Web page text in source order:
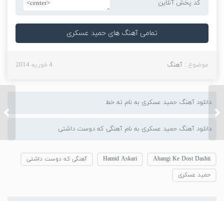
کد پخش آنلاین
تمامی آهنگ های حمید عسکری
موضوع : آهنگ 4 فوریه 2014
به
دانلود آهنگ سون باند به
دانلود آهنگ حمید عسکری به نام ته خط
دانلود آهنگ حمید عسکری به نام آهنگی که دوست داشتی
Ahangi Ke Dost Dashti
Hamid Askari
آهنگی که دوست داشتی
حمید عسکری